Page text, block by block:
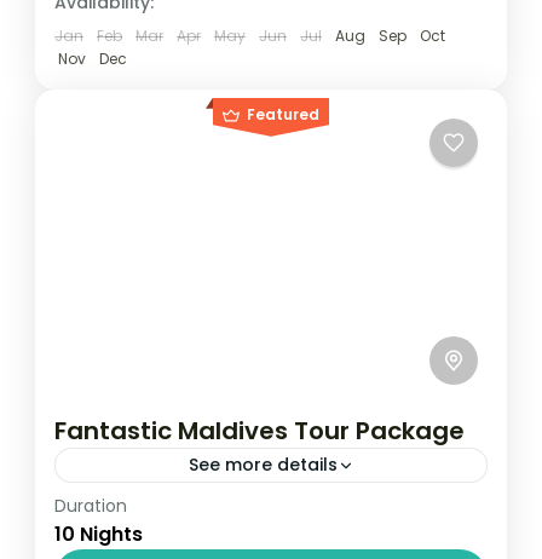
Jan Feb Mar Apr May Jun Jul Aug Sep
Oct
Nov
Dec
Featured
Fantastic Maldives Tour Package
See more details
Travel is the movement of people between
relatively distant geographical locations,
Duration
10 Nights